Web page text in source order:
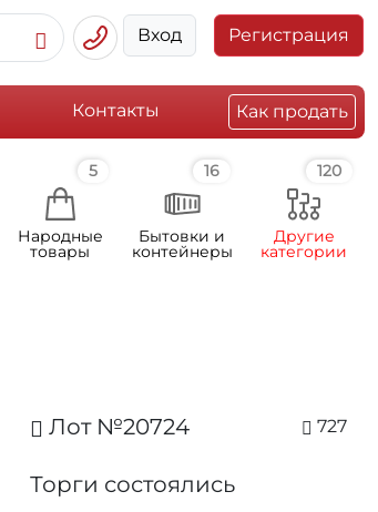
Вход Регистрация
Контакты Как продать
5
Народные
товары
16
Бытовки и
контейнеры
120
Другие
категории
Лот №20724 727
Торги состоялись